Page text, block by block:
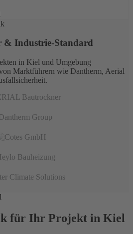
& Industrie-Standard
in Kiel und Umgebung
Marktführern wie Dantherm, Aerial
für Ihr Projekt in Kiel